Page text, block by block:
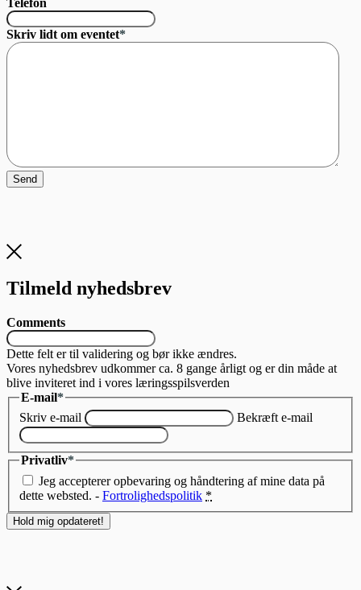
Telefon
Skriv lidt om eventet*
Send
Tilmeld nyhedsbrev
Comments
Dette felt er til validering og bør ikke ændres.
Vores nyhedsbrev udkommer ca. 8 gange årligt og er din måde at
blive inviteret ind i vores læringsspilsverden
E-mail*
Skriv e-mail
Bekræft e-mail
Privatliv*
Jeg accepterer opbevaring og håndtering af mine data på
dette websted. - Fortrolighedspolitik *
Hold mig opdateret!